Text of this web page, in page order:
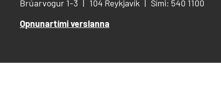
Brúarvogur 1-3
104 Reykjavík
Sími: 540 1100
Opnunartími verslanna